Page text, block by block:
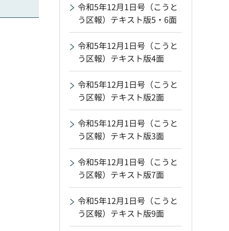
令和5年12月1日号（こうと
う区報）テキスト版5・6面
令和5年12月1日号（こうと
う区報）テキスト版4面
令和5年12月1日号（こうと
う区報）テキスト版2面
令和5年12月1日号（こうと
う区報）テキスト版3面
令和5年12月1日号（こうと
う区報）テキスト版7面
令和5年12月1日号（こうと
う区報）テキスト版9面